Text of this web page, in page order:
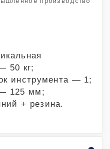
50 кг;
инструмента — 1;
125 мм;
+ резина.